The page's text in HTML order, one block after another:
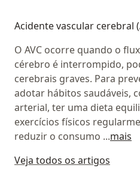
Acidente vascular cerebral
O AVC ocorre quando o
cérebro é interrompido,
cerebrais graves. Para
adotar hábitos saudáveis,
arterial, ter uma dieta
exercícios físicos
reduzir o consumo ...mais
Veja todos os artigos